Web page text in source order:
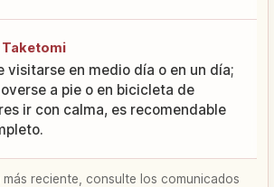
visitarse en medio día o en un día;
a pie o en bicicleta de
ir con calma, es recomendable
más reciente, consulte los comunicados